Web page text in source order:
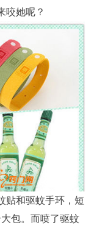
咬她呢？
贴和驱蚊手环，短
包。而喷了驱蚊